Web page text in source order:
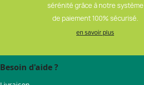
sérénité grâce à notre système
de paiement 100% sécurisé.
en savoir plus
Besoin d'aide ?